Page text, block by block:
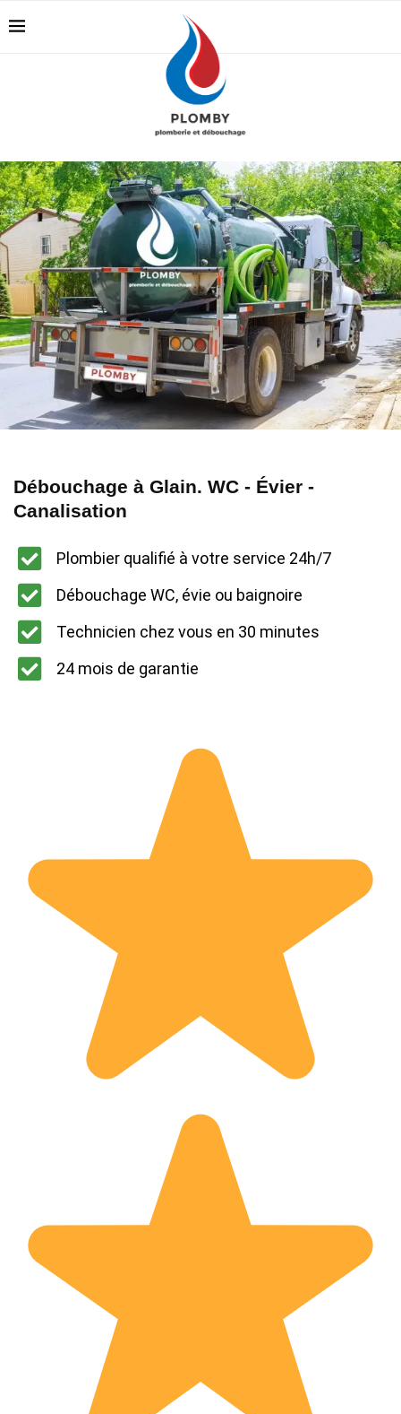
Débouchage à Glain. WC - Évier -
Canalisation
Plombier qualifié à votre service 24h/7
Débouchage WC, évie ou baignoire
Technicien chez vous en 30 minutes
24 mois de garantie